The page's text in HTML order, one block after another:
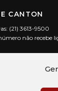
CANTON
(21) 3613-9500
não recebe